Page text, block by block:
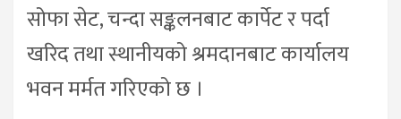
सोफा सेट, चन्दा सङ्कलनबाट कार्पेट र पर्दा
खरिद तथा स्थानीयको श्रमदानबाट कार्यालय
भवन मर्मत गरिएको छ ।